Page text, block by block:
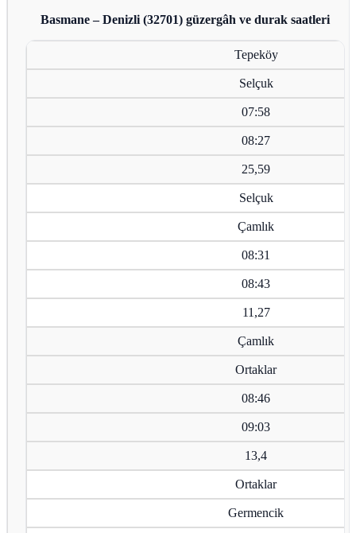
Basmane – Denizli (32701) güzergâh ve durak saatleri
Tepeköy
Selçuk
07:58
08:27
25,59
Selçuk
Çamlık
08:31
08:43
11,27
Çamlık
Ortaklar
08:46
09:03
13,4
Ortaklar
Germencik